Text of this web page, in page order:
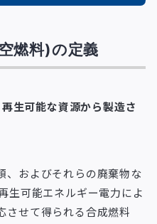
燃料)の定義
再生可能な資源から製造さ
、およびそれらの廃棄物な
生可能エネルギー電力によ
させて得られる合成燃料